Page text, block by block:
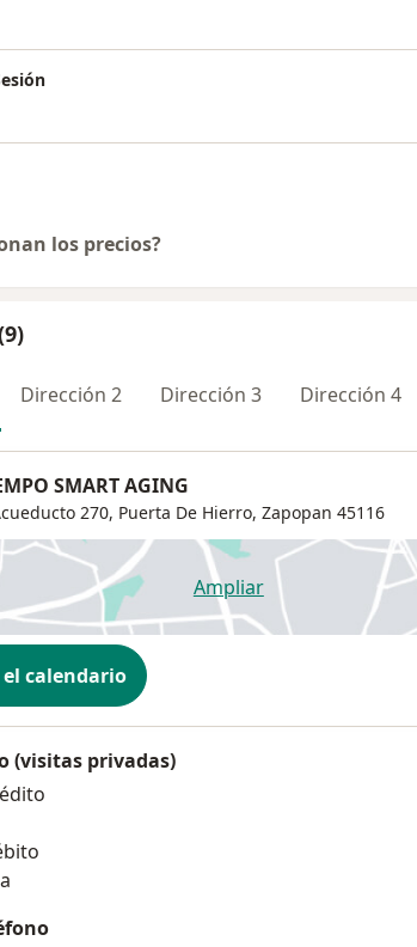
los precios?
Dirección 2 Dirección 3 Dirección 4
SMART AGING
270, Puerta De Hierro, Zapopan 45116
Ampliarse abre en una
calendario
(visitas privadas)